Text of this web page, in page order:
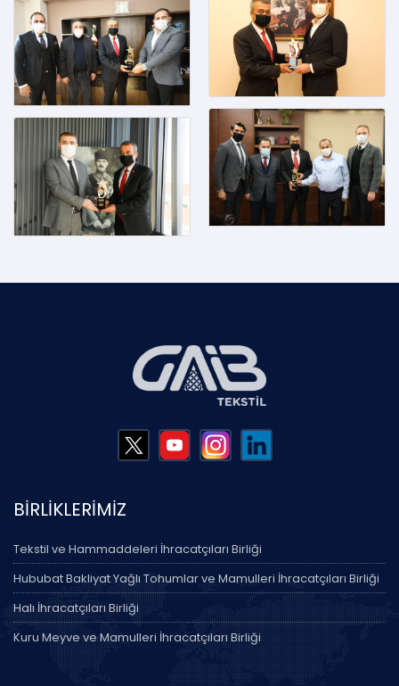
BİRLİKLERİMİZ
Tekstil ve Hammaddeleri İhracatçıları Birliği
Hububat Bakliyat Yağlı Tohumlar ve Mamulleri İhracatçıları Birliği
Halı İhracatçıları Birliği
Kuru Meyve ve Mamulleri İhracatçıları Birliği